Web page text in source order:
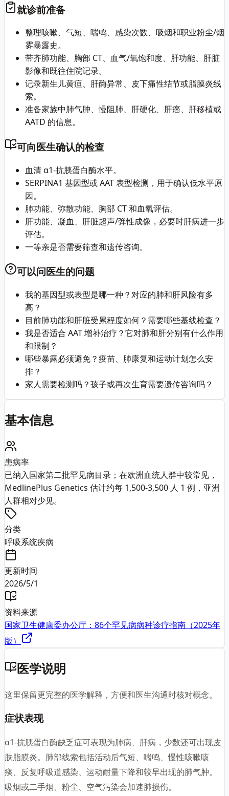
就诊前准备
整理咳嗽、气短、喘鸣、感染次数、吸烟和职业粉尘/烟
雾暴露史。
带齐肺功能、胸部 CT、血气/氧饱和度、肝功能、肝脏
影像和既往住院记录。
记录新生儿黄疸、肝酶异常、皮下痛性结节或脂膜炎线
索。
准备家族中肺气肿、慢阻肺、肝硬化、肝癌、肝移植或
AATD 的信息。
可向医生确认的检查
血清 α1-抗胰蛋白酶水平。
SERPINA1 基因型或 AAT 表型检测，用于确认低水平原
因。
肺功能、弥散功能、胸部 CT 和血氧评估。
肝功能、凝血、肝脏超声/弹性成像，必要时肝病进一步
评估。
一等亲是否需要筛查和遗传咨询。
可以问医生的问题
我的基因型或表型是哪一种？对应的肺和肝风险有多
高？
目前肺功能和肝脏受累程度如何？需要哪些基线检查？
我是否适合 AAT 增补治疗？它对肺和肝分别有什么作用
和限制？
哪些暴露必须避免？疫苗、肺康复和运动计划怎么安
排？
家人需要检测吗？孩子或再次生育需要遗传咨询吗？
基本信息
患病率
已纳入国家第二批罕见病目录；在欧洲血统人群中较常见，
MedlinePlus Genetics 估计约每 1,500-3,500 人 1 例，亚洲
人群相对少见。
分类
呼吸系统疾病
更新时间
2026/5/1
资料来源
国家卫生健康委办公厅：86个罕见病病种诊疗指南（2025年
版）
医学说明
这里保留更完整的医学解释，方便和医生沟通时核对概念。
症状表现
α1-抗胰蛋白酶缺乏症可表现为肺病、肝病，少数还可出现皮
肤脂膜炎。肺部线索包括活动后气短、喘鸣、慢性咳嗽咳
痰、反复呼吸道感染、运动耐量下降和较早出现的肺气肿。
吸烟或二手烟、粉尘、空气污染会加速肺损伤。